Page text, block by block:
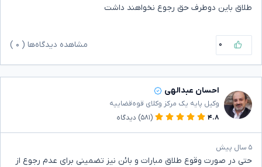
طلاق باین دوطرف حق رجوع نخواهند داشت
۰ مشاهده دیدگاه‌ها ( ۰
احسان عبدالهی
وکیل پایه یک مرکز وکلای قوه‌قضاییه
۴.۸
(۵۸۱) دیدگاه
۵ سال پیش
حتی در صورت وقوع طلاق مبارات و بائن نیز تضمینی برای عدم رجوع از